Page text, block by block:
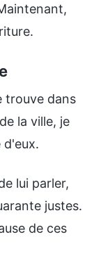
trouve dans
la ville, je
d'eux.
lui parler,
justes.
de ces